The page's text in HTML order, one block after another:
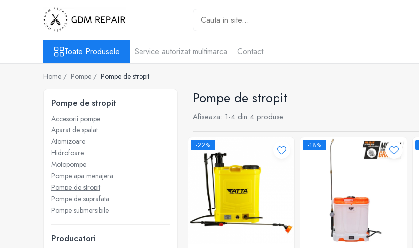
Toate Produsele
Masini de tuns iarba
Motocoase pe benzina 2T
Accesorii motoferastrau
Fierastraie electrice cu lant
Motofierastraie pe benzina
Accesorii pompe
Toate Produsele Service autorizat multimarca Contact
Home / Pompe / Pompe de stropit
Pompe de stropit
Pompe de stropit
Accesorii pompe
Aparat de spalat
Atomizoare
Hidrofoare
Motopompe
Pompe apa menajera
Pompe de stropit
Pompe de suprafata
Pompe submersibile
Producatori
Afiseaza: 1-4 din 4 produse
-22% -18%